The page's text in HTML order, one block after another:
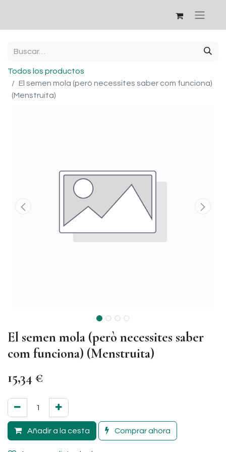
Todos los productos
El semen mola (però necessites saber com funciona)
(Menstruita)
El semen mola (però necessites saber
com funciona) (Menstruita)
15,34 €
Añadir a la cesta Comprar ahora